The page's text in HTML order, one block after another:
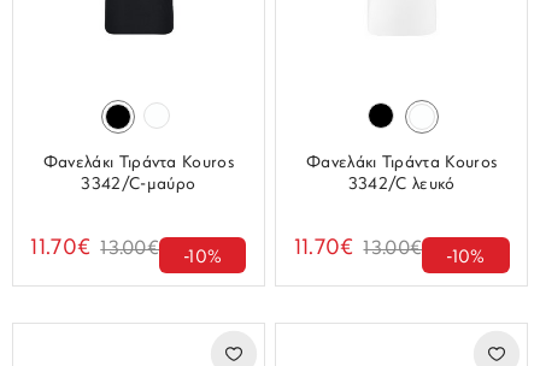
Φανελάκι Τιράντα Kouros
3342/C-μαύρο
11.70€ 13.00€ -10%
Φανελάκι Τιράντα Kouros
3342/C λευκό
11.70€ 13.00€ -10%